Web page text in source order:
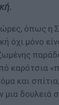
όπως η
όχι μόνο
καρότσια
και
μια δουλειά